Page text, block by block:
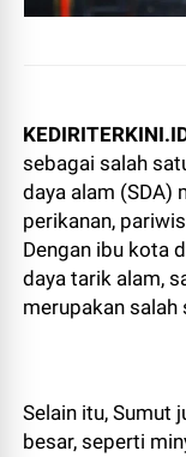
sebagai salah
daya alam (SDA)
perikanan,
Dengan ibu kota
daya tarik alam,
merupakan
Selain itu, Sumut
besar, seperti